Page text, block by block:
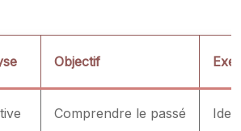
Objectif
Comprendre le passé